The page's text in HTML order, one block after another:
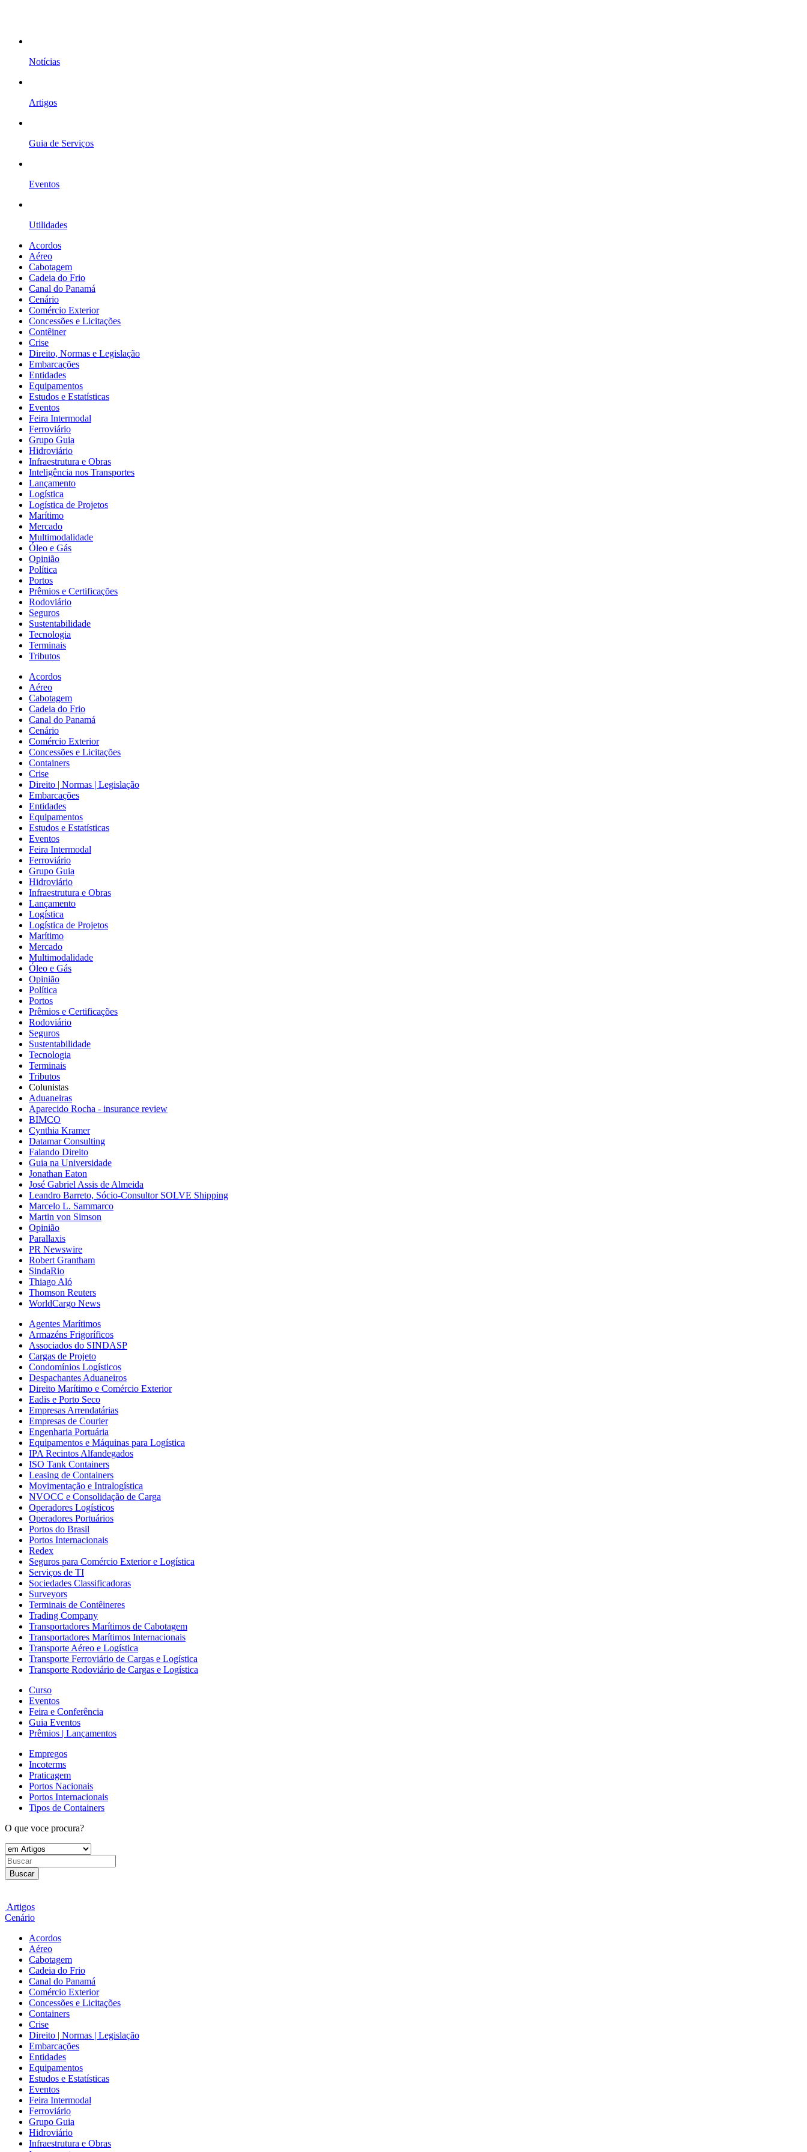
Notícias
Artigos
Guia de Serviços
Eventos
Utilidades
Acordos
Aéreo
Cabotagem
Cadeia do Frio
Canal do Panamá
Cenário
Comércio Exterior
Concessões e Licitações
Contêiner
Crise
Direito, Normas e Legislação
Embarcações
Entidades
Equipamentos
Estudos e Estatísticas
Eventos
Feira Intermodal
Ferroviário
Grupo Guia
Hidroviário
Infraestrutura e Obras
Inteligência nos Transportes
Lançamento
Logística
Logística de Projetos
Marítimo
Mercado
Multimodalidade
Óleo e Gás
Opinião
Política
Portos
Prêmios e Certificações
Rodoviário
Seguros
Sustentabilidade
Tecnologia
Terminais
Tributos
Acordos
Aéreo
Cabotagem
Cadeia do Frio
Canal do Panamá
Cenário
Comércio Exterior
Concessões e Licitações
Containers
Crise
Direito | Normas | Legislação
Embarcações
Entidades
Equipamentos
Estudos e Estatísticas
Eventos
Feira Intermodal
Ferroviário
Grupo Guia
Hidroviário
Infraestrutura e Obras
Lançamento
Logística
Logística de Projetos
Marítimo
Mercado
Multimodalidade
Óleo e Gás
Opinião
Política
Portos
Prêmios e Certificações
Rodoviário
Seguros
Sustentabilidade
Tecnologia
Terminais
Tributos
Colunistas
Aduaneiras
Aparecido Rocha - insurance review
BIMCO
Cynthia Kramer
Datamar Consulting
Falando Direito
Guia na Universidade
Jonathan Eaton
José Gabriel Assis de Almeida
Leandro Barreto, Sócio-Consultor SOLVE Shipping
Marcelo L. Sammarco
Martin von Simson
Opinião
Parallaxis
PR Newswire
Robert Grantham
SindaRio
Thiago Aló
Thomson Reuters
WorldCargo News
Agentes Marítimos
Armazéns Frigoríficos
Associados do SINDASP
Cargas de Projeto
Condomínios Logísticos
Despachantes Aduaneiros
Direito Marítimo e Comércio Exterior
Eadis e Porto Seco
Empresas Arrendatárias
Empresas de Courier
Engenharia Portuária
Equipamentos e Máquinas para Logística
IPA Recintos Alfandegados
ISO Tank Containers
Leasing de Containers
Movimentação e Intralogística
NVOCC e Consolidação de Carga
Operadores Logísticos
Operadores Portuários
Portos do Brasil
Portos Internacionais
Redex
Seguros para Comércio Exterior e Logística
Serviços de TI
Sociedades Classificadoras
Surveyors
Terminais de Contêineres
Trading Company
Transportadores Marítimos de Cabotagem
Transportadores Marítimos Internacionais
Transporte Aéreo e Logística
Transporte Ferroviário de Cargas e Logística
Transporte Rodoviário de Cargas e Logística
Curso
Eventos
Feira e Conferência
Guia Eventos
Prêmios | Lançamentos
Empregos
Incoterms
Praticagem
Portos Nacionais
Portos Internacionais
Tipos de Containers
O que voce procura?
Buscar
Artigos
Cenário
Acordos
Aéreo
Cabotagem
Cadeia do Frio
Canal do Panamá
Comércio Exterior
Concessões e Licitações
Containers
Crise
Direito | Normas | Legislação
Embarcações
Entidades
Equipamentos
Estudos e Estatísticas
Eventos
Feira Intermodal
Ferroviário
Grupo Guia
Hidroviário
Infraestrutura e Obras